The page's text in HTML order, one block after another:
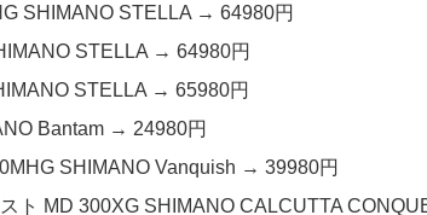
SHIMANO STELLA → 64980円
STELLA → 64980円
STELLA → 65980円
Bantam → 24980円
SHIMANO Vanquish → 39980円
ト MD 300XG SHIMANO CALCUTTA